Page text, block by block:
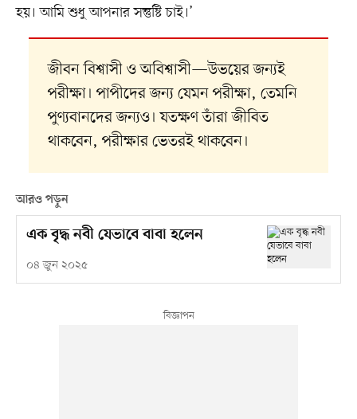
হয়। আমি শুধু আপনার সন্তুষ্টি চাই।’
জীবন বিশ্বাসী ও অবিশ্বাসী—উভয়ের জন্যই
পরীক্ষা। পাপীদের জন্য যেমন পরীক্ষা, তেমনি
পুণ্যবানদের জন্যও। যতক্ষণ তাঁরা জীবিত
থাকবেন, পরীক্ষার ভেতরই থাকবেন।
আরও পড়ুন
এক বৃদ্ধ নবী যেভাবে বাবা হলেন
০৪ জুন ২০২৫